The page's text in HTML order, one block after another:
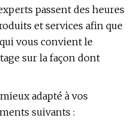
passent des heures
et services afin que
vous convient le
sur la façon dont
adapté à vos
suivants :